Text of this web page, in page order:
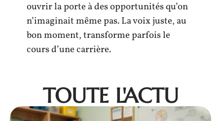
ouvrir la porte à des opportunités qu’on
n’imaginait même pas. La voix juste, au
bon moment, transforme parfois le
cours d’une carrière.
TOUTE L'ACTU